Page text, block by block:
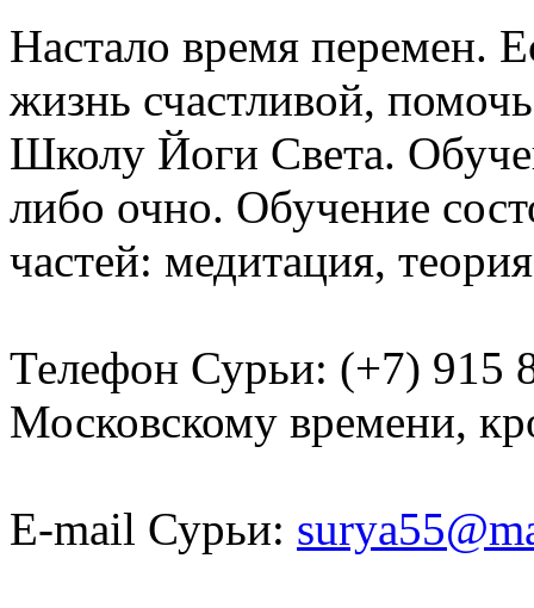
Настало время перемен.
жизнь счастливой,
Школу Йоги Света.
либо очно. Обучение
частей: медитация,
Телефон Сурьи: (+7) 915
Московскому времени,
E-mail Сурьи: